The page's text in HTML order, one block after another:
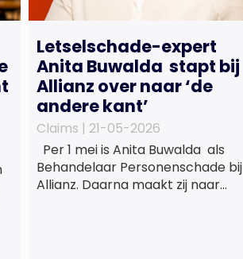
Letselschade-expert
Anita Buwalda stapt bij
Allianz over naar ‘de
andere kant’
Claims | 21-05-2026
Per 1 mei is Anita Buwalda als
Behandelaar Personenschade bij
Allianz. Daarna maakt zij naar